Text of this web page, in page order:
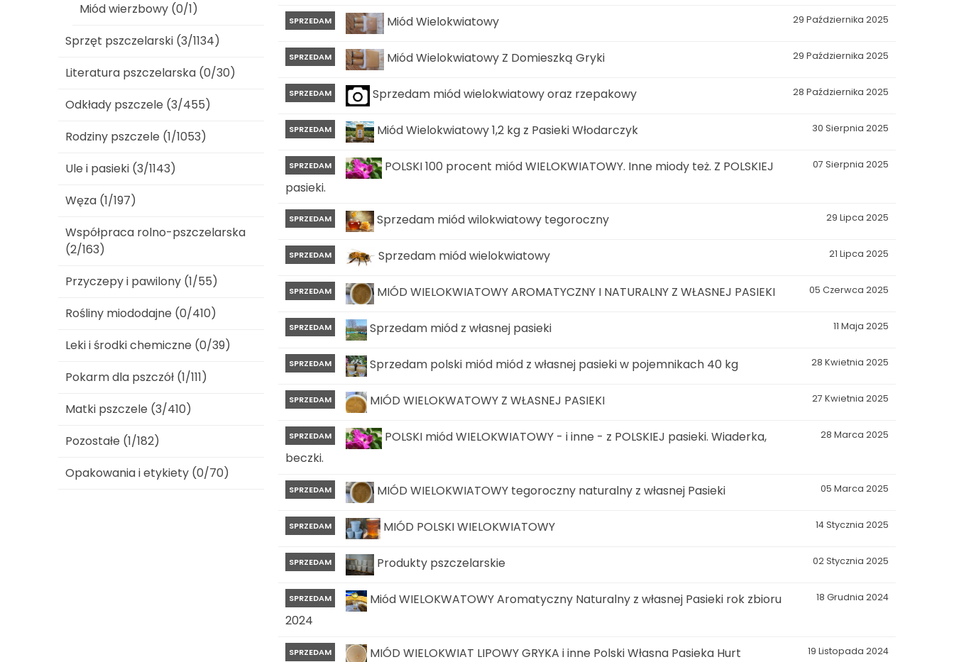
29 Października 2025
SPRZEDAM Miód Wielokwiatowy
29 Października 2025
SPRZEDAM Miód Wielokwiatowy Z Domieszką Gryki
28 Października 2025
SPRZEDAM Sprzedam miód wielokwiatowy oraz rzepakowy
30 Sierpnia 2025
SPRZEDAM Miód Wielokwiatowy 1,2 kg z Pasieki Włodarczyk
07 Sierpnia 2025
SPRZEDAM
POLSKI 100 procent miód WIELOKWIATOWY. Inne miody też. Z POLSKIEJ
pasieki.
29 Lipca 2025
SPRZEDAM Sprzedam miód wilokwiatowy tegoroczny
21 Lipca 2025
SPRZEDAM Sprzedam miód wielokwiatowy
05 Czerwca 2025
SPRZEDAM MIÓD WIELOKWIATOWY AROMATYCZNY I NATURALNY Z WŁASNEJ PASIEKI
11 Maja 2025
SPRZEDAM Sprzedam miód z własnej pasieki
28 Kwietnia 2025
SPRZEDAM Sprzedam polski miód miód z własnej pasieki w pojemnikach 40 kg
27 Kwietnia 2025
SPRZEDAM MIÓD WIELOKWATOWY Z WŁASNEJ PASIEKI
28 Marca 2025
SPRZEDAM
POLSKI miód WIELOKWIATOWY - i inne - z POLSKIEJ pasieki. Wiaderka,
beczki.
05 Marca 2025
SPRZEDAM MIÓD WIELOKWIATOWY tegoroczny naturalny z własnej Pasieki
14 Stycznia 2025
SPRZEDAM MIÓD POLSKI WIELOKWIATOWY
02 Stycznia 2025
SPRZEDAM Produkty pszczelarskie
18 Grudnia 2024
SPRZEDAM
Miód WIELOKWATOWY Aromatyczny Naturalny z własnej Pasieki rok zbioru
2024
19 Listopada 2024
SPRZEDAM MIÓD WIELOKWIAT LIPOWY GRYKA i inne Polski Własna Pasieka Hurt
Miód wierzbowy (0/1)
Sprzęt pszczelarski (3/1134)
Literatura pszczelarska (0/30)
Odkłady pszczele (3/455)
Rodziny pszczele (1/1053)
Ule i pasieki (3/1143)
Węza (1/197)
Współpraca rolno-pszczelarska
(2/163)
Przyczepy i pawilony (1/55)
Rośliny miododajne (0/410)
Leki i środki chemiczne (0/39)
Pokarm dla pszczół (1/111)
Matki pszczele (3/410)
Pozostałe (1/182)
Opakowania i etykiety (0/70)